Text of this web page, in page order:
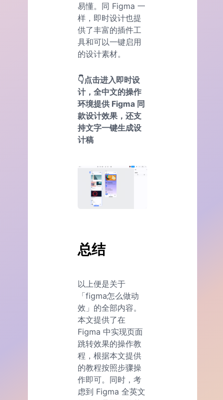
易懂。同 Figma 一
样，即时设计也提
供了丰富的插件工
具和可以一键启用
的设计素材。
👇点击进入即时设
计，全中文的操作
环境提供 Figma 同
款设计效果，还支
持文字一键生成设
计稿
总结
以上便是关于
「figma怎么做动
效」的全部内容。
本文提供了在
Figma 中实现页面
跳转效果的操作教
程，根据本文提供
的教程按照步骤操
作即可。同时，考
虑到 Figma 全英文